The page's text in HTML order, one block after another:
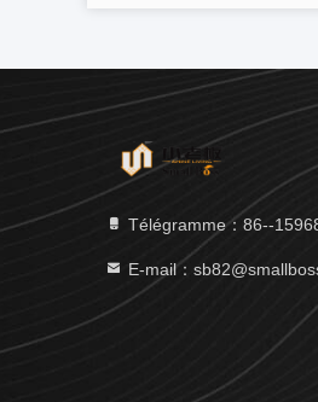
Télégramme：86--
E-mail：